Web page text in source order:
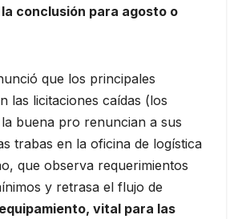
conclusión para agosto o
que los principales
las licitaciones caídas (los
buena pro renuncian a sus
trabas en la oficina de logística
que observa requerimientos
y retrasa el flujo de
vital para las